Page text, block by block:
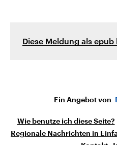
Diese Meldung als
Ein Angebot von
Wie benutze ich diese Seite?
Regionale Nachrichten in